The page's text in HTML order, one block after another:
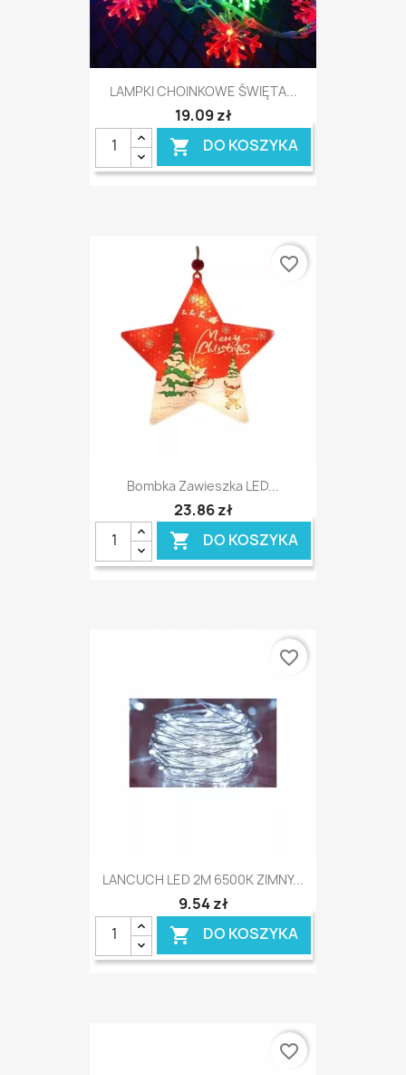
LAMPKI CHOINKOWE ŚWIĘTA...
19,09 zł
 DO KOSZYKA
Bombka Zawieszka LED...
23,86 zł
 DO KOSZYKA
favorite_border
LANCUCH LED 2M 6500K ZIMNY...
9,54 zł
 DO KOSZYKA
favorite_border
favorite_border